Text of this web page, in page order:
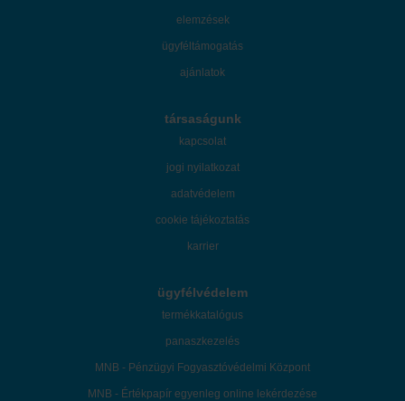
elemzések
ügyféltámogatás
ajánlatok
társaságunk
kapcsolat
jogi nyilatkozat
adatvédelem
cookie tájékoztatás
karrier
ügyfélvédelem
termékkatalógus
panaszkezelés
MNB - Pénzügyi Fogyasztóvédelmi Központ
MNB - Értékpapír egyenleg online lekérdezése